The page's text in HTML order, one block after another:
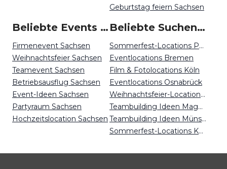
Geburtstag feiern Sachsen
Beliebte Events in Sachsen
Firmenevent Sachsen
Weihnachtsfeier Sachsen
Teamevent Sachsen
Betriebsausflug Sachsen
Event-Ideen Sachsen
Partyraum Sachsen
Hochzeitslocation Sachsen
Beliebte Suchen auf Event Inc
Sommerfest-Locations Potsdam
Eventlocations Bremen
Film & Fotolocations Köln
Eventlocations Osnabrück
Weihnachtsfeier-Locations Kassel
Teambuilding Ideen Magdeburg
Teambuilding Ideen Münster
Sommerfest-Locations Karlsruhe